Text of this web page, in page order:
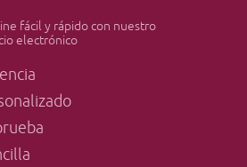
fácil y rápido con nuestro
electrónico